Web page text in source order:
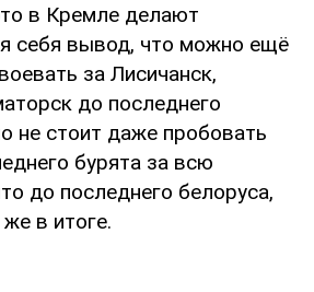
в Кремле делают
себя вывод, что можно ещё
за Лисичанск,
до последнего
не стоит даже пробовать
бурята за всю
до последнего белоруса,
в итоге.